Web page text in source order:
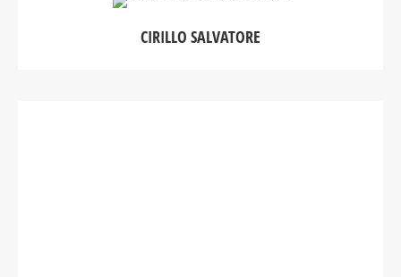
CIRILLO SALVATORE